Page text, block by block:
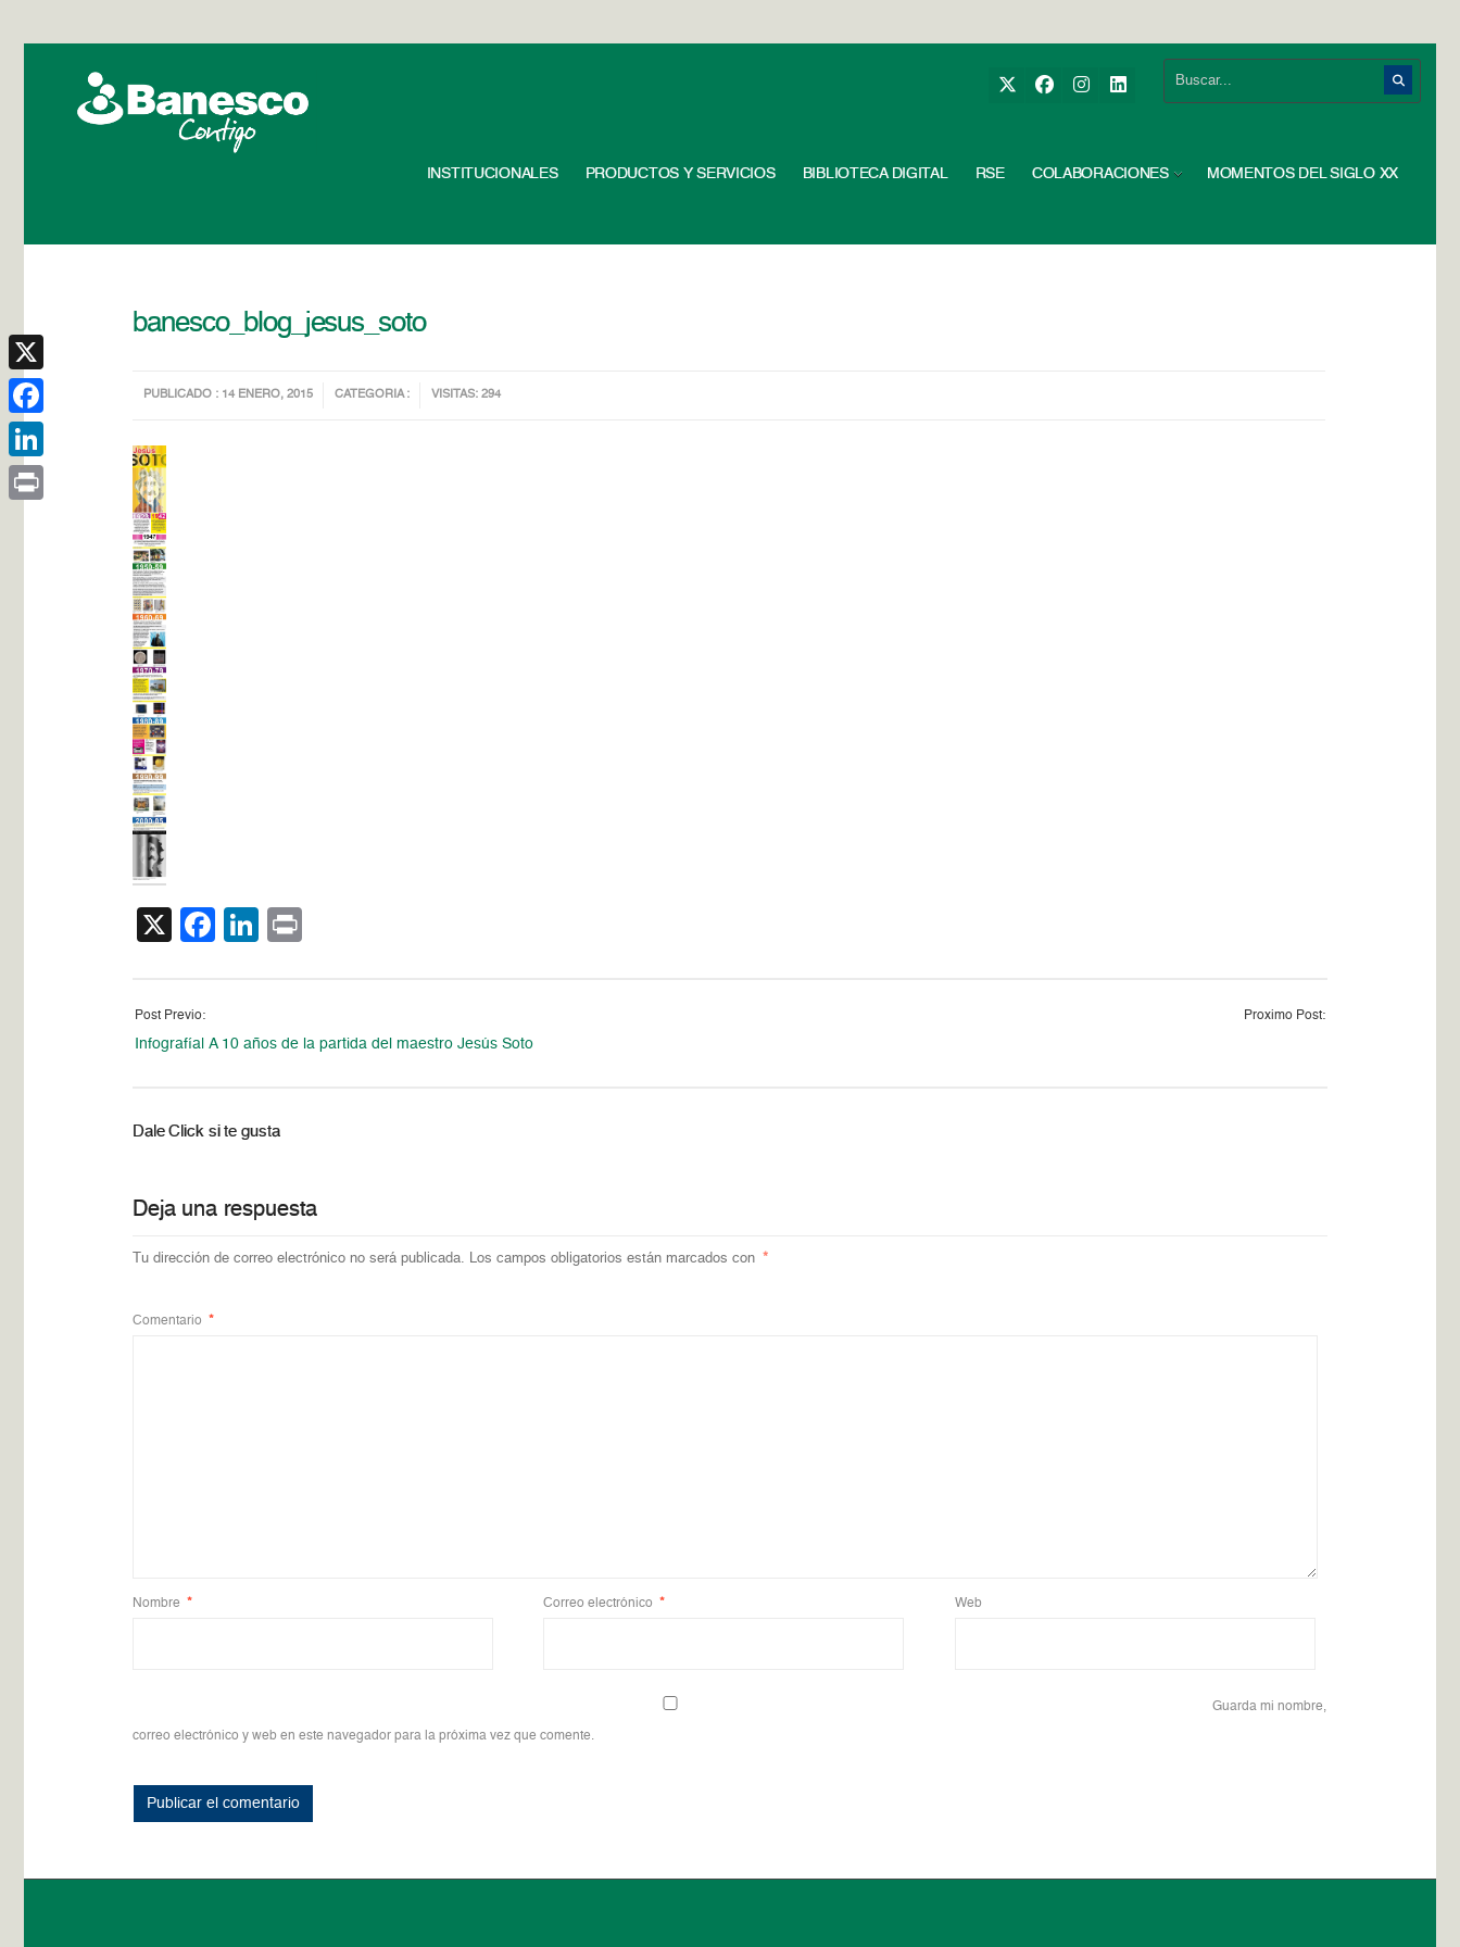
INSTITUCIONALES PRODUCTOS Y SERVICIOS BIBLIOTECA DIGITAL RSE COLABORACIONES MOMENTOS DEL SIGLO XX
banesco_blog_jesus_soto
PUBLICADO : 14 ENERO, 2015 CATEGORIA : VISITAS: 294
X Facebook
LinkedIn
Post Previo:
Infografía| A 10 años de la partida del maestro Jesús Soto
Proximo Post:
Dale Click si te gusta
Deja una respuesta
Tu dirección de correo electrónico no será publicada. Los campos obligatorios están marcados con *
Comentario *
Nombre * Correo electrónico * Web
Guarda mi nombre,
correo electrónico y web en este navegador para la próxima vez que comente.
X
Facebook
LinkedIn